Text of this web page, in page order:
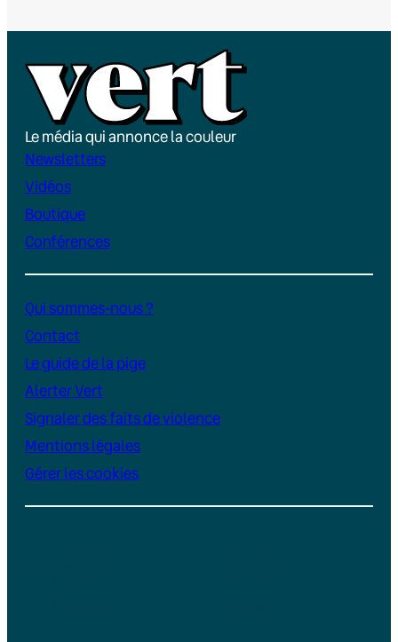
Le média qui annonce la couleur
Newsletters
Vidéos
Boutique
Conférences
Qui sommes-nous ?
Contact
Le guide de la pige
Alerter Vert
Signaler des faits de violence
Mentions légales
Gérer les cookies